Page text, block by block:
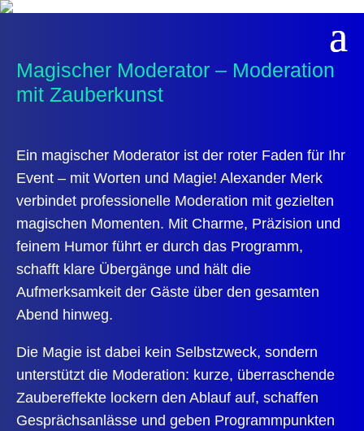
Magischer Moderator – Moderation
mit Zauberkunst
Ein magischer Moderator ist der roter Faden für Ihr
Event – mit Worten und Magie! Alexander Merk
verbindet professionelle Moderation mit gezielten
magischen Momenten. Mit Charme, Präzision und
feinem Humor führt er durch das Programm,
schafft klare Übergänge und hält die
Aufmerksamkeit der Gäste über den gesamten
Abend hinweg.
Die Magie ist dabei kein Selbstzweck, sondern
unterstützt die Moderation: kurze, überraschende
Zaubereffekte lockern den Ablauf auf, schaffen
Gesprächsanlässe und geben Programmpunkten